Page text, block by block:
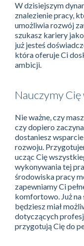
W dzisiejszym
znalezienie pracy,
umożliwia rozwój
szukasz kariery
już jesteś
która oferuje Ci
ambicji.
Nauczymy
Nie ważne, czy
czy dopiero
dostaniesz
rozwoju.
ucząc Cię
wykonywania tej
środowiska pracy
zapewniamy Ci
komfortowo. Już
będziesz miał
dotyczących
przygotują Cię do